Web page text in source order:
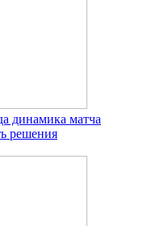
динамика матча
решения